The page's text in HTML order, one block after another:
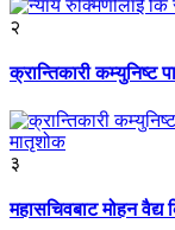
२
क्रान्तिकारी कम्युनिष्ट
३
महासचिवबाट मोहन वैद्य